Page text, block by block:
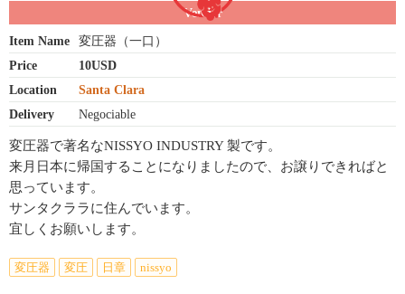
Vender
Item Name
変圧器（一口）
Price
10USD
Location
Santa Clara
Delivery
Negociable
変圧器で著名なNISSYO INDUSTRY 製です。
来月日本に帰国することになりましたので、お譲りできればと
思っています。
サンタクララに住んでいます。
宜しくお願いします。
変圧器 変圧 日章 nissyo